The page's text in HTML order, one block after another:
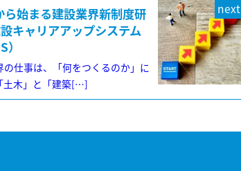
next
始まる建設業界新制度研
キャリアアップシステム
）
の仕事は、「何をつくるのか」に
土木」と「建築[…]